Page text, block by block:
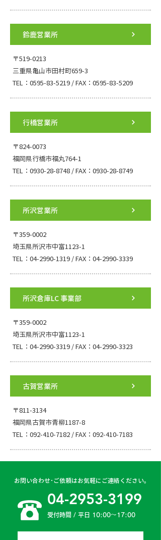
鈴鹿営業所
〒519-0213
三重県亀山市田村町659-3
TEL：0595-83-5219 / FAX：0595-83-5209
行橋営業所
〒824-0073
福岡県行橋市福丸764-1
TEL：0930-28-8748 / FAX：0930-28-8749
所沢営業所
〒359-0002
埼玉県所沢市中富1123-1
TEL：04-2990-1319 / FAX：04-2990-3339
所沢倉庫LC 事業部
〒359-0002
埼玉県所沢市中富1123-1
TEL：04-2990-3319 / FAX：04-2990-3323
古賀営業所
〒811-3134
福岡県古賀市青柳1187-8
TEL：092-410-7182 / FAX：092-410-7183
お問い合わせ･ご依頼はお気軽にご連絡ください。
04-2953-3199
受付時間 / 平日 10:00〜17:00